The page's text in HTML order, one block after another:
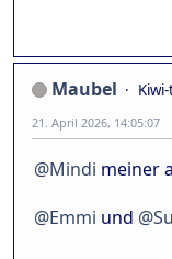
Maubel
21. April 2026, 14:05:07
@Mindi meiner
@Emmi und